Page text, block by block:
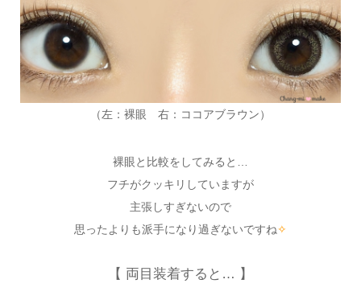
（左：裸眼 右：ココアブラウン）
裸眼と比較をしてみると…
フチがクッキリしていますが
主張しすぎないので
思ったよりも派手になり過ぎないですね✧
【 両目装着すると… 】